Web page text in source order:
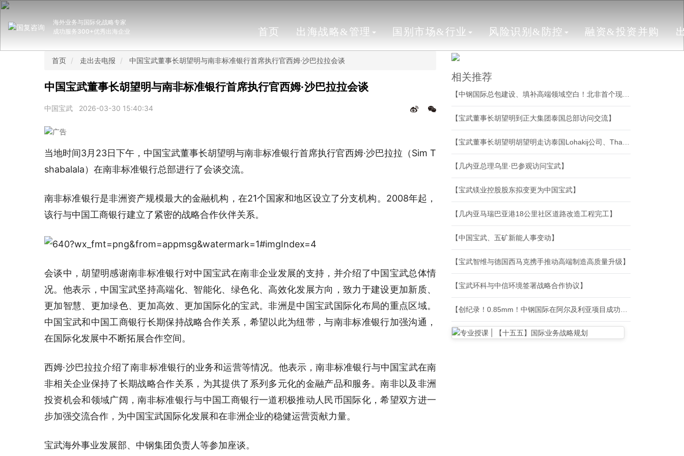
海外业务与国际化战略专家
成功服务300+优秀出海企业
首页 出海战略&管理 国别市场&行业 风险识别&防控 融资&投资并购
首页 走出去电报 中国宝武董事长胡望明与南非标准银行首席执行官西姆·沙巴拉拉会谈
中国宝武董事长胡望明与南非标准银行首席执行官西姆·沙巴拉拉会谈
中国宝武 2026-03-30 15:40:34
当地时间3月23日下午，中国宝武董事长胡望明与南非标准银行首席执行官西姆·沙巴拉拉（Sim T
shabalala）在南非标准银行总部进行了会谈交流。
南非标准银行是非洲资产规模最大的金融机构，在21个国家和地区设立了分支机构。2008年起，
该行与中国工商银行建立了紧密的战略合作伙伴关系。
会谈中，胡望明感谢南非标准银行对中国宝武在南非企业发展的支持，并介绍了中国宝武总体情
况。他表示，中国宝武坚持高端化、智能化、绿色化、高效化发展方向，致力于建设更加新质、
更加智慧、更加绿色、更加高效、更加国际化的宝武。非洲是中国宝武国际化布局的重点区域。
中国宝武和中国工商银行长期保持战略合作关系，希望以此为纽带，与南非标准银行加强沟通，
在国际化发展中不断拓展合作空间。
西姆·沙巴拉拉介绍了南非标准银行的业务和运营等情况。他表示，南非标准银行与中国宝武在南
非相关企业保持了长期战略合作关系，为其提供了系列多元化的金融产品和服务。南非以及非洲
投资机会和领域广阔，南非标准银行与中国工商银行一道积极推动人民币国际化，希望双方进一
步加强交流合作，为中国宝武国际化发展和在非洲企业的稳健运营贡献力量。
宝武海外事业发展部、中钢集团负责人等参加座谈。
相关推荐
【宝武董事长胡望明到正大集团泰国总部访问交流】
【几内亚总理乌里·巴参观访问宝武】
【宝武镁业控股股东拟变更为中国宝武】
【几内亚马瑞巴亚港18公里社区道路改造工程完工】
【中国宝武、五矿新能人事变动】
【宝武智维与德国西马克携手推动高端制造高质量升级】
【宝武环科与中信环境签署战略合作协议】